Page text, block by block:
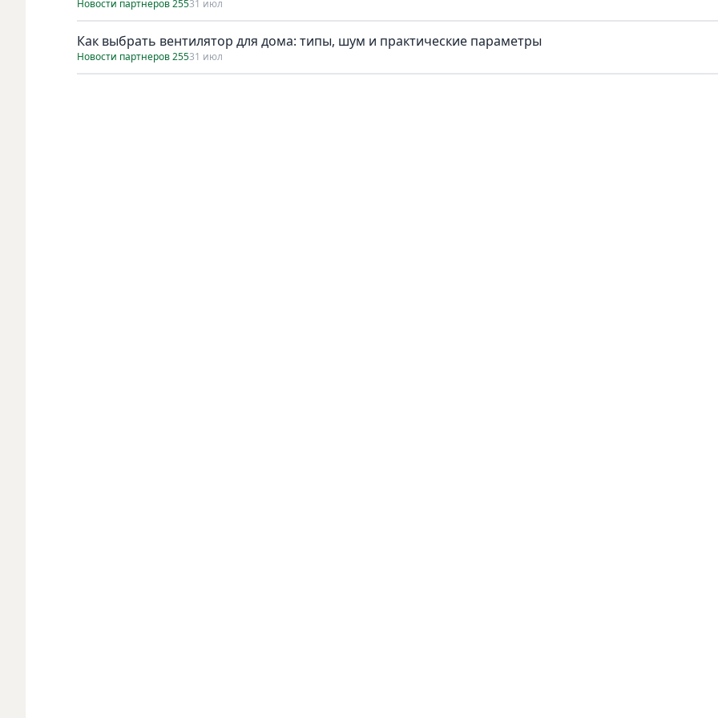
Новости партнеров 25531 июл
Как выбрать вентилятор для дома: типы, шум и практические параметры
Новости партнеров 25531 июл